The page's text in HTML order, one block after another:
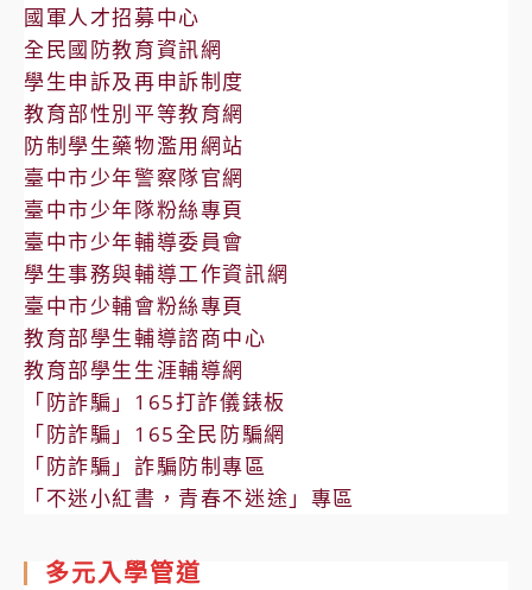
國軍人才招募中心
全民國防教育資訊網
學生申訴及再申訴制度
教育部性別平等教育網
防制學生藥物濫用網站
臺中市少年警察隊官網
臺中市少年隊粉絲專頁
臺中市少年輔導委員會
學生事務與輔導工作資訊網
臺中市少輔會粉絲專頁
教育部學生輔導諮商中心
教育部學生生涯輔導網
「防詐騙」165打詐儀錶板
「防詐騙」165全民防騙網
「防詐騙」詐騙防制專區
「不迷小紅書，青春不迷途」專區
多元入學管道